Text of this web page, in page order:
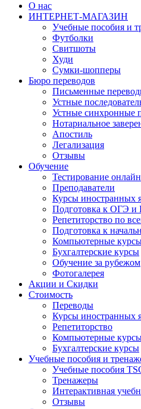
О нас
ИНТЕРНЕТ-МАГАЗИН
Учебные пособия и
Футболки
Свитшоты
Худи
Сумки-шопперы
Бюро переводов
Письменные
Устные
Устные синхронные
Нотариальное
Апостиль
Легализация
Отзывы
Обучение
Тестирование онлайн
Преподаватели
Курсы иностранных
Подготовка к ОГЭ и
Репетиторство по
Подготовка к
Компьютерные
Бухгалтерские курсы
Обучение за рубежом
Фотогалерея
Акции и Скидки
Стоимость
Переводы
Курсы иностранных
Репетиторство
Компьютерные
Бухгалтерские курсы
Учебные пособия и
Учебные пособия
Тренажеры
Интерактивная
Отзывы